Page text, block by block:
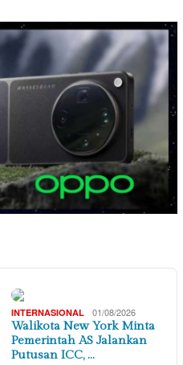
INTERNASIONAL 01/08/2026
Walikota New York Minta
Pemerintah AS Jalankan
Putusan ICC, …